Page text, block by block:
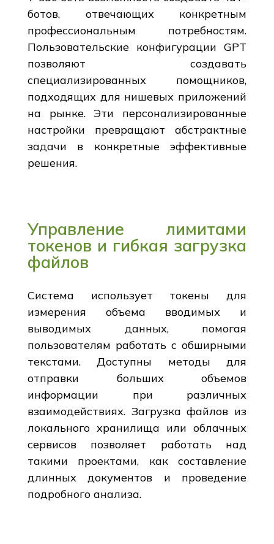
ботов, отвечающих конкретным
профессиональным потребностям.
Пользовательские конфигурации GPT
позволяют создавать
специализированных помощников,
подходящих для нишевых приложений
на рынке. Эти персонализированные
настройки превращают абстрактные
задачи в конкретные эффективные
решения.
Управление лимитами
токенов и гибкая загрузка
файлов
Система использует токены для
измерения объема вводимых и
выводимых данных, помогая
пользователям работать с обширными
текстами. Доступны методы для
отправки больших объемов
информации при различных
взаимодействиях. Загрузка файлов из
локального хранилища или облачных
сервисов позволяет работать над
такими проектами, как составление
длинных документов и проведение
подробного анализа.